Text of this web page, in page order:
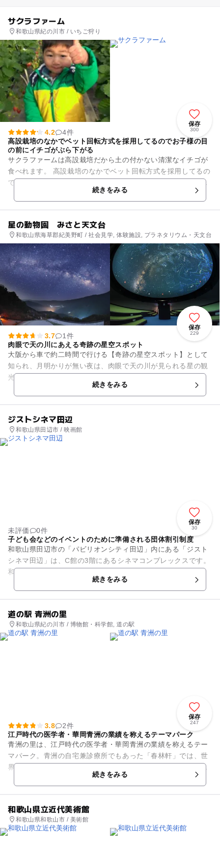
サクラファーム
和歌山県紀の川市 / いちご狩り
保存
300
4.2
4件
高設栽培のなかでベット回転方式を採用してるのでお子様の目
の前にイチゴがぶら下がる
サクラファームは高設栽培だから土の付かない清潔なイチゴが
食べれます。 高設栽培のなかでベット回転方式を採用してるの
でお子様の目の前にイチゴがぶら下がりお子様も収穫を楽しめ
続きをみる
星の動物園 みさと天文台
和歌山県海草郡紀美野町 / 社会見学, 体験施設, プラネタリウム・天文台
保存
229
3.7
1件
肉眼で天の川にあえる奇跡の星空スポット
大阪から車で約二時間で行ける【奇跡の星空スポット】として
知られ、月明かりが無い夜は、肉眼で天の川が見られる星の観
光名所。
続きをみる
ジストシネマ田辺
和歌山県田辺市 / 映画館
保存
30
未評価
0件
子ども会などのイベントのために準備される団体割引制度
和歌山県田辺市の「パビリオンシティ田辺」内にある「ジスト
シネマ田辺」は、C館の3階にあるシネマコンプレックスです。
和歌山県下で一番歴史のある映画館です。館内は3つのスクリ
続きをみる
道の駅 青洲の里
和歌山県紀の川市 / 博物館・科学館, 道の駅
保存
247
3.8
2件
江戸時代の医学者・華岡青洲の業績を称えるテーマパーク
青洲の里は、江戸時代の医学者・華岡青洲の業績を称えるテー
マパーク。青洲の自宅兼診療所でもあった「春林軒」では、世
界初の全身麻酔手術成功など医学誌に名を残す偉業の数々に関
する展示が公開されています...続きをみる
和歌山県立近代美術館
和歌山県和歌山市 / 美術館